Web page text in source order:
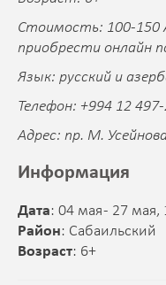
Стоимость: 100-
приобрести онлайн
Язык: русский и
Телефон: +994 12
Адрес: пр. М.
Информация
Дата: 04 мая - 27 мая,
Район: Сабаильский
Возраст: 6+